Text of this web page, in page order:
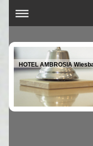
HOTEL AMBROSIA